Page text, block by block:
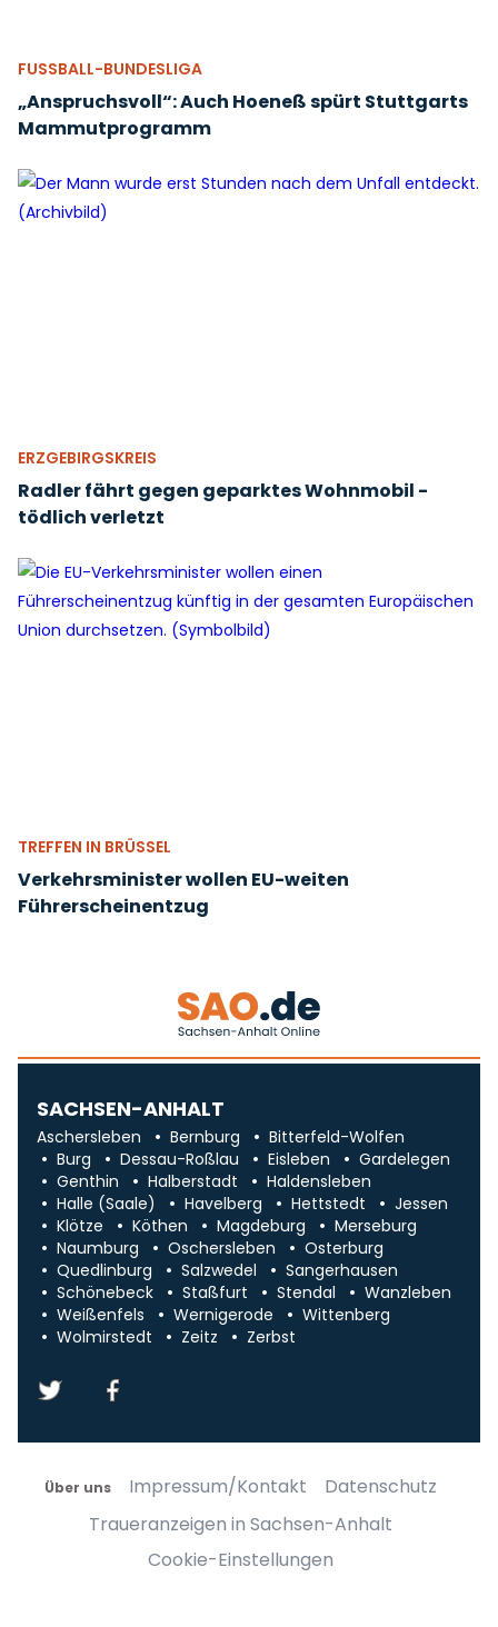
FUSSBALL-BUNDESLIGA
„Anspruchsvoll“: Auch Hoeneß spürt Stuttgarts
Mammutprogramm
ERZGEBIRGSKREIS
Radler fährt gegen geparktes Wohnmobil -
tödlich verletzt
TREFFEN IN BRÜSSEL
Verkehrsminister wollen EU-weiten
Führerscheinentzug
SACHSEN-ANHALT
Aschersleben Bernburg
Bitterfeld-Wolfen
Burg
Dessau-Roßlau Eisleben
Gardelegen
Genthin
Halberstadt
Haldensleben
Halle (Saale)
Havelberg Hettstedt
Jessen
Klötze
Köthen Magdeburg
Merseburg
Naumburg
Oschersleben
Osterburg
Quedlinburg
Salzwedel
Sangerhausen
Schönebeck
Staßfurt Stendal
Wanzleben
Weißenfels
Wernigerode
Wittenberg
Wolmirstedt
Zeitz Zerbst
Über uns Impressum/Kontakt
Datenschutz
Traueranzeigen in Sachsen-Anhalt
Cookie-Einstellungen